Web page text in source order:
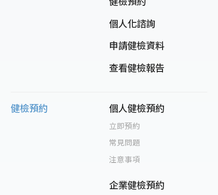
個人化諮詢
申請健檢資料
查看健檢報告
健檢預約 個人健檢預約
立即預約
常見問題
注意事項
企業健檢預約